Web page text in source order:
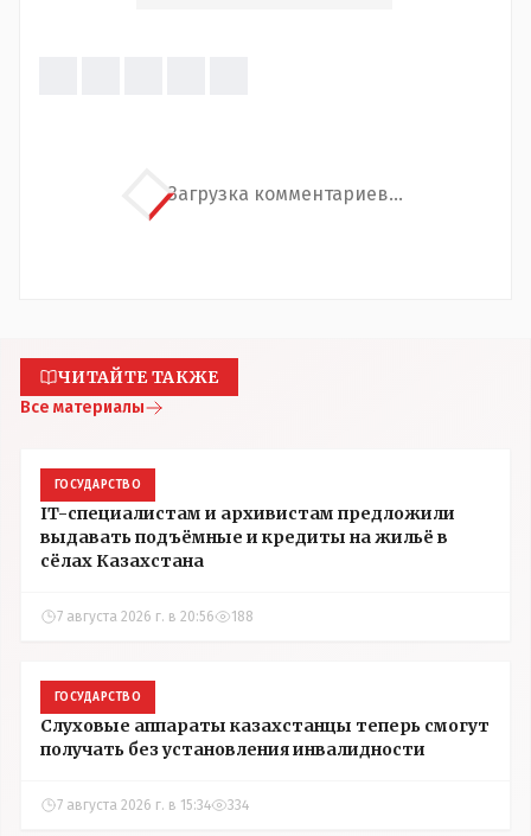
Загрузка комментариев...
ЧИТАЙТЕ ТАКЖЕ
Все материалы
ГОСУДАРСТВО
IT-специалистам и архивистам предложили
выдавать подъёмные и кредиты на жильё в
сёлах Казахстана
7 августа 2026 г. в 20:56 188
ГОСУДАРСТВО
Слуховые аппараты казахстанцы теперь смогут
получать без установления инвалидности
7 августа 2026 г. в 15:34 334